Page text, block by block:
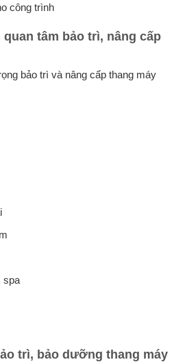
công trình
tâm bảo trì, nâng cấp
bảo trì và nâng cấp thang máy
spa
trì, bảo dưỡng thang máy